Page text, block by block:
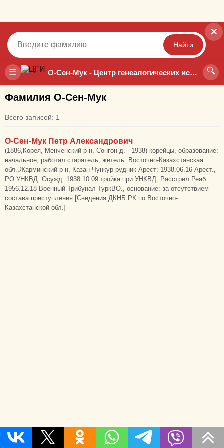
☰ О-Сен-Мук - Центр генеалогических исследований 🔍
✕
Найти
Точный Неточный
Фамилия О-Сен-Мук
Всего записей: 1
О-Сен-Мук Петр Александрович
(1886,Корея, Менченский р-н, Сонгон д.---1938) корейцы, образование:
начальное, работал старатель, житель: Восточно-Казахстанская
обл.,Жарминский р-н, Казан-Чункур рудник Арест: 1938.06.16 Арест.,
РО УНКВД. Осужд. 1938.10.09 тройка при УНКВД. Расстрел Реаб.
1956.12.18 Военный Трибунал ТуркВО., основание: за отсутствием
состава преступления [Сведения ДКНБ РК по Восточно-
Казахстанской обл.]